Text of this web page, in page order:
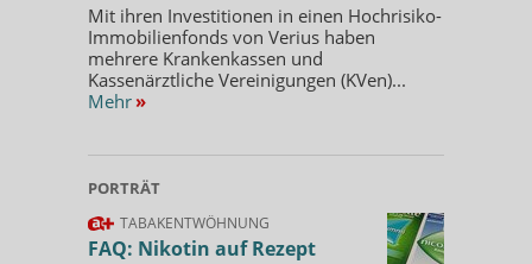
Mit ihren Investitionen in einen Hochrisiko-
Immobilienfonds von Verius haben
mehrere Krankenkassen und
Kassenärztliche Vereinigungen (KVen)...
Mehr »
PORTRÄT
TABAKENTWÖHNUNG
FAQ: Nikotin auf Rezept